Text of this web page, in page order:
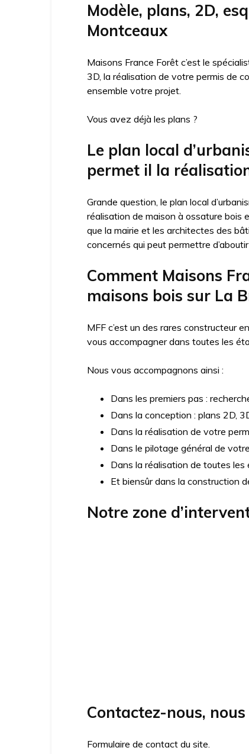
Modèle, plans, 2D,
Montceaux
Maisons France Forêt c’est le
3D, la réalisation de votre permis de
ensemble votre projet.
Vous avez déjà les plans ?
Le plan local
permet il la
Grande question, le plan local
réalisation de maison à ossature bois
que la mairie et les architectes des
concernés qui peut permettre
Comment Maisons
maisons bois sur La
MFF c’est un des rares constructeur
vous accompagner dans toutes les
Nous vous accompagnons ainsi :
Dans les premiers pas :
Dans la conception : plans 2D,
Dans la réalisation de votre
Dans le pilotage général de
Dans la réalisation de toutes
Et biensûr dans la construction
Notre zone
Contactez-nous,
Formulaire de contact du site.